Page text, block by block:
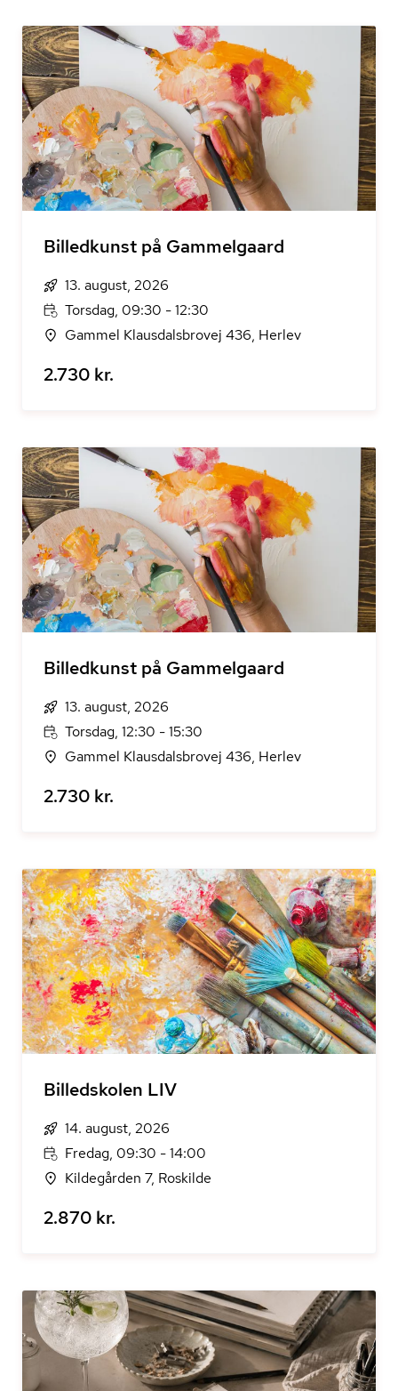
Billedkunst på Gammelgaard
13. august, 2026
Torsdag, 09:30 - 12:30
Gammel Klausdalsbrovej 436, Herlev
2.730 kr.
Billedkunst på Gammelgaard
13. august, 2026
Torsdag, 12:30 - 15:30
Gammel Klausdalsbrovej 436, Herlev
2.730 kr.
Billedskolen LIV
14. august, 2026
Fredag, 09:30 - 14:00
Kildegården 7, Roskilde
2.870 kr.